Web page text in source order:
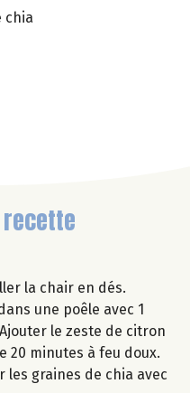
chia
recette
la chair en dés.
une poêle avec 1
le zeste de citron
20 minutes à feu doux.
les graines de chia avec